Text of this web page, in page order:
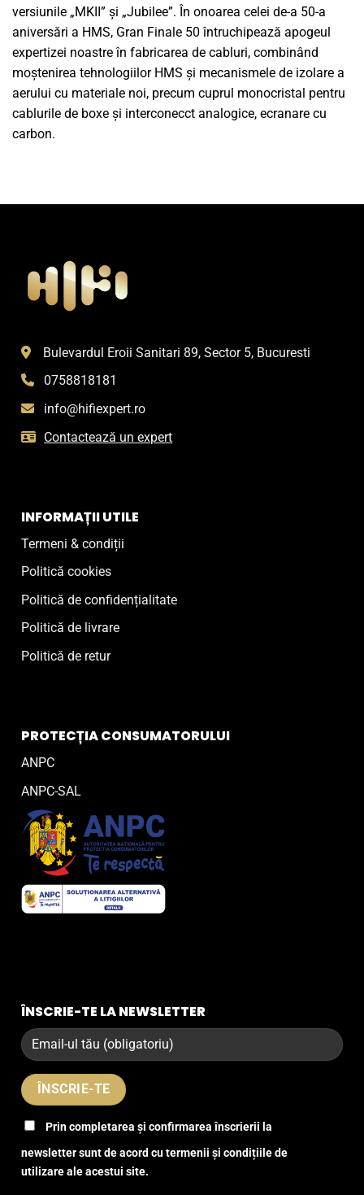
versiunile „MKII” și „Jubilee”. În onoarea celei de-a 50-a
aniversări a HMS, Gran Finale 50 întruchipează apogeul
expertizei noastre în fabricarea de cabluri, combinând
moștenirea tehnologiilor HMS și mecanismele de izolare a
aerului cu materiale noi, precum cuprul monocristal pentru
cablurile de boxe și interconecct analogice, ecranare cu
carbon.
Bulevardul Eroii Sanitari 89, Sector 5, Bucuresti
0758818181
info@hifiexpert.ro
Contactează un expert
INFORMAȚII UTILE
Termeni & condiții
Politică cookies
Politică de confidențialitate
Politică de livrare
Politică de retur
PROTECȚIA CONSUMATORULUI
ANPC
ANPC-SAL
ÎNSCRIE-TE LA NEWSLETTER
Prin completarea și confirmarea înscrierii la
newsletter sunt de acord cu termenii și condițiile de
utilizare ale acestui site.